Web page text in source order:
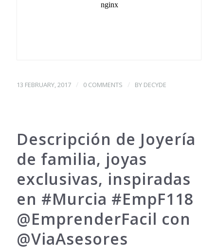
13 FEBRUARY, 2017 / 0 COMMENTS / BY DECYDE
Descripción de Joyería
de familia, joyas
exclusivas, inspiradas
en #Murcia #EmpF118
@EmprenderFacil con
@ViaAsesores